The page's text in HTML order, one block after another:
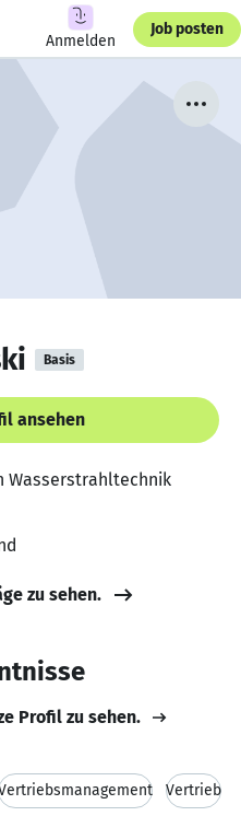
Anmelden
Job posten
Basis
ansehen
Wasserstrahltechnik
zu sehen.
Profil zu sehen.
Vertrieb